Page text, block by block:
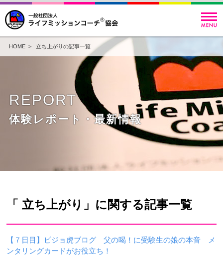
HOME> 立ち上がりの記事一覧
REPORT
体験レポート・最新情報
「 立ち上がり」に関する記事一覧
【７日目】ビジョ虎ブログ 父の喝！に受験生の娘の本音 メ
ンタリングカードがお役立ち！